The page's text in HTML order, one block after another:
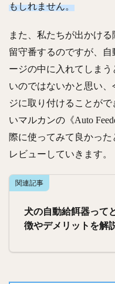
もしれません。
また、私たちが出かけ
留守番するのですが、
ージの中に入れてしま
いのではないかと思い
ジに取り付けることが
いマルカンの《Auto
際に使ってみて良かっ
レビューしていきます。
関連記事
犬の自動給餌器って
徴やデメリットを解